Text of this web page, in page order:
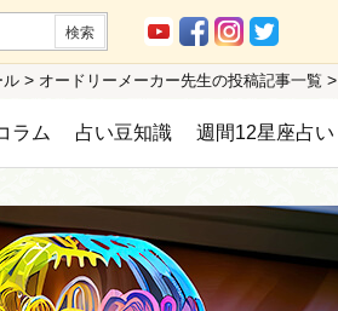
ル > オードリーメーカー先生の投稿記事一覧 >
ラム 占い豆知識 週間12星座占い